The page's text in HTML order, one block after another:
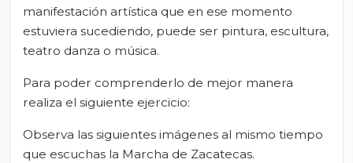
manifestación artística que en ese momento
estuviera sucediendo, puede ser pintura, escultura,
teatro danza o música.
Para poder comprenderlo de mejor manera
realiza el siguiente ejercicio:
Observa las siguientes imágenes al mismo tiempo
que escuchas la Marcha de Zacatecas.